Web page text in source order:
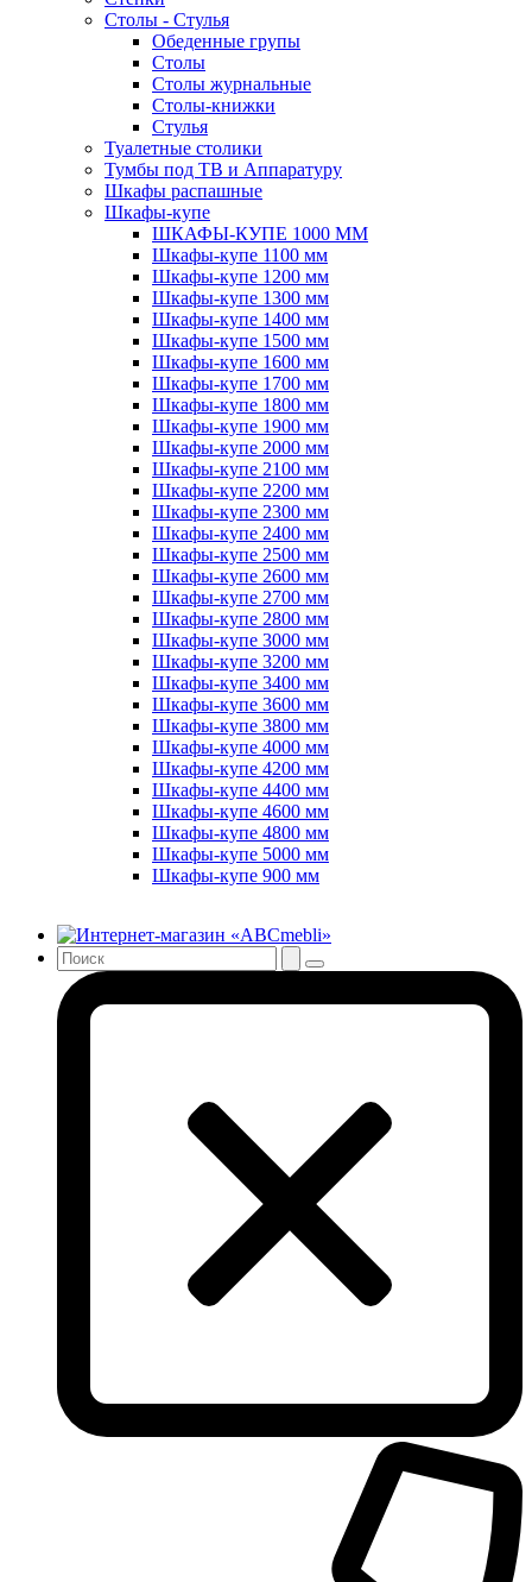
Столы - Стулья
Обеденные групы
Столы
Столы журнальные
Столы-книжки
Стулья
Туалетные столики
Тумбы под ТВ и Аппаратуру
Шкафы распашные
Шкафы-купе
ШКАФЫ-КУПЕ 1000 ММ
Шкафы-купе 1100 мм
Шкафы-купе 1200 мм
Шкафы-купе 1300 мм
Шкафы-купе 1400 мм
Шкафы-купе 1500 мм
Шкафы-купе 1600 мм
Шкафы-купе 1700 мм
Шкафы-купе 1800 мм
Шкафы-купе 1900 мм
Шкафы-купе 2000 мм
Шкафы-купе 2100 мм
Шкафы-купе 2200 мм
Шкафы-купе 2300 мм
Шкафы-купе 2400 мм
Шкафы-купе 2500 мм
Шкафы-купе 2600 мм
Шкафы-купе 2700 мм
Шкафы-купе 2800 мм
Шкафы-купе 3000 мм
Шкафы-купе 3200 мм
Шкафы-купе 3400 мм
Шкафы-купе 3600 мм
Шкафы-купе 3800 мм
Шкафы-купе 4000 мм
Шкафы-купе 4200 мм
Шкафы-купе 4400 мм
Шкафы-купе 4600 мм
Шкафы-купе 4800 мм
Шкафы-купе 5000 мм
Шкафы-купе 900 мм